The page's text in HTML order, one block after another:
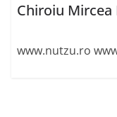
Chiroiu
www.nutzu.ro